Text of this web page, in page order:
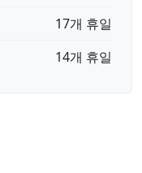
17개 휴일
14개 휴일